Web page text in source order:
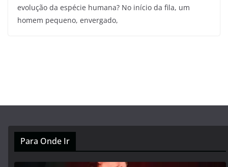
evolução da espécie humana? No início da fila, um
homem pequeno, envergado,
Para Onde Ir